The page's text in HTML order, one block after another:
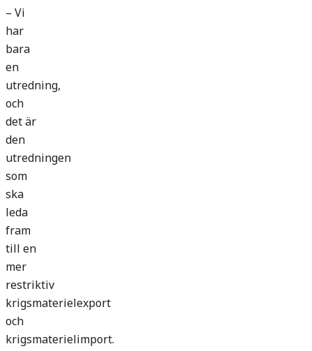
– Vi
har
bara
en
utredning,
och
det är
den
utredningen
som
ska
leda
fram
till en
mer
restriktiv
krigsmaterielexport
och
krigsmaterielimport.